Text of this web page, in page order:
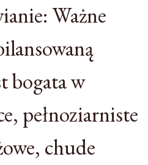
Ważne
bogata w
pełnoziarniste
chude